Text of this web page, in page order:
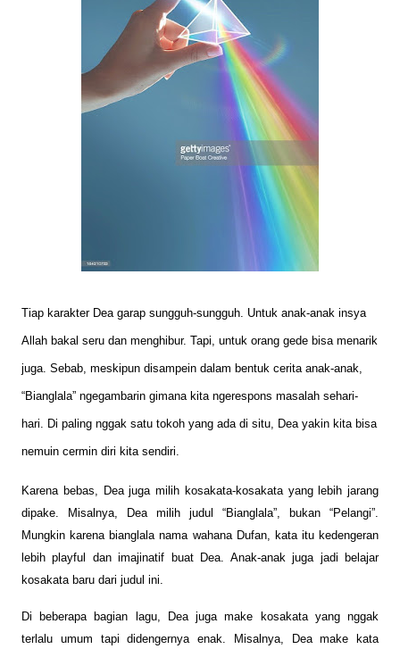
Tiap karakter Dea garap sungguh-sungguh. Untuk anak-anak insya
Allah bakal seru dan menghibur. Tapi, untuk orang gede bisa menarik
juga. Sebab, meskipun disampein dalam bentuk cerita anak-anak,
“Bianglala” ngegambarin gimana kita ngerespons masalah sehari-
hari. Di paling nggak satu tokoh yang ada di situ, Dea yakin kita bisa
nemuin cermin diri kita sendiri.
Karena bebas, Dea juga milih kosakata-kosakata yang lebih jarang
dipake. Misalnya, Dea milih judul “Bianglala”, bukan “Pelangi”.
Mungkin karena bianglala nama wahana Dufan, kata itu kedengeran
lebih playful dan imajinatif buat Dea. Anak-anak juga jadi belajar
kosakata baru dari judul ini.
Di beberapa bagian lagu, Dea juga make kosakata yang nggak
terlalu umum tapi didengernya enak. Misalnya, Dea make kata